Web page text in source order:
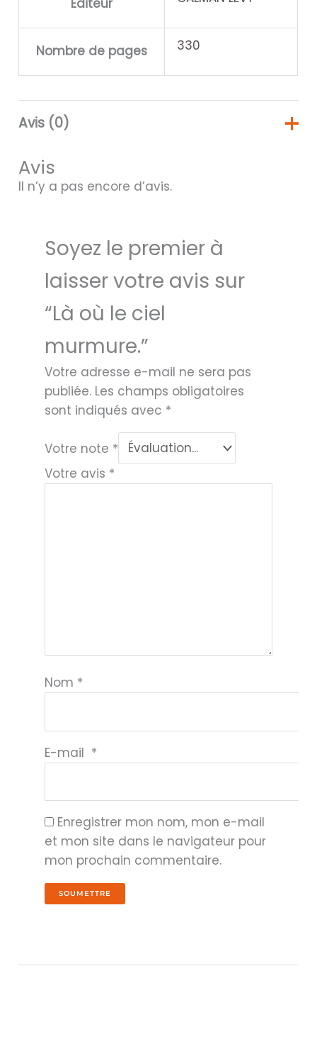
Éditeur
Nombre de pages 330
Avis (0)
Avis
Il n’y a pas encore d’avis.
Soyez le premier à
laisser votre avis sur
“Là où le ciel
murmure.”
Votre adresse e-mail ne sera pas
publiée. Les champs obligatoires
sont indiqués avec *
Votre note *
Votre avis *
Nom *
E-mail *
Enregistrer mon nom, mon e-mail
et mon site dans le navigateur pour
mon prochain commentaire.